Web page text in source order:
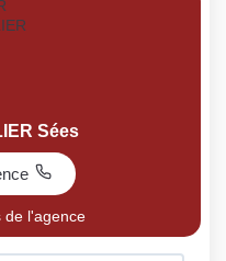
Sées
de l'agence